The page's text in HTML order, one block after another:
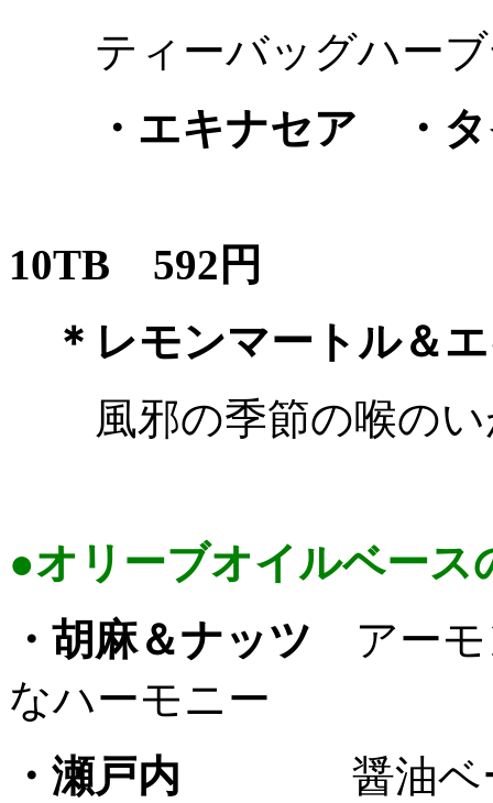
ティーバッグハーブ
・エキナセア ・タ
10TB 592 円
＊レモンマートル＆
風邪の季節の喉の
●オリーブオイルベース
・胡麻＆ナッツ
アー
なハーモニー
・瀬戸内
醤油